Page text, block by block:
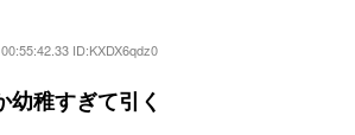
ID:KXDX6qdz0
幼稚すぎて引く